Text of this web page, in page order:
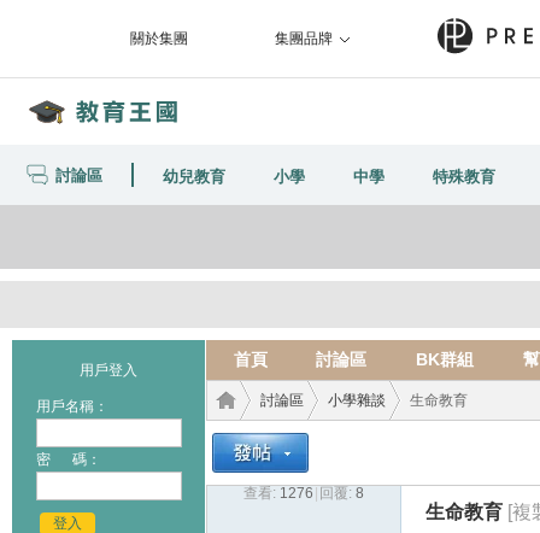
關於集團 集團品牌
討論區 幼兒教育 小學 中學 特殊教育
用戶登入
用戶名稱：
密 碼：
登入
首頁 討論區 BK群組
討論區
›
小學雜談 生命教育
查看: 1276 回覆: 8
生命教育 [複